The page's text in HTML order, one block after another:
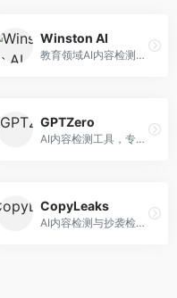
Winston AI
教育领域AI内容检测平台，专注于学术诚信。面向教育机构，提供AI内容检测、抄袭检测、报告生成等服务，教育适配性强。
GPTZero
AI内容检测工具，专注于AI生成文本识别。面向教育工作者和出版商，提供文本检测、批量分析、API接口等服务，检测准确率高。
CopyLeaks
AI内容检测与抄袭检测平台，专注于内容原创性验证。面向教育机构和出版商，提供AI检测、抄袭检测、多语言支持等服务，检测全面。